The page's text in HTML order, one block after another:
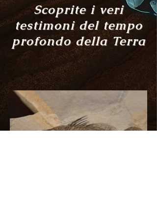
Scoprite i veri
testimoni del tempo
profondo della Terra